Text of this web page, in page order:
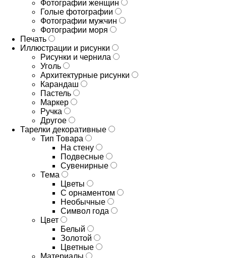
Фотографии женщин
Голые фотографии
Фотографии мужчин
Фотографии моря
Печать
Иллюстрации и рисунки
Рисунки и чернила
Уголь
Архитектурные рисунки
Карандаш
Пастель
Маркер
Ручка
Другое
Тарелки декоративные
Тип Товара
На стену
Подвесные
Сувенирные
Тема
Цветы
С орнаментом
Необычные
Символ года
Цвет
Белый
Золотой
Цветные
Материалы